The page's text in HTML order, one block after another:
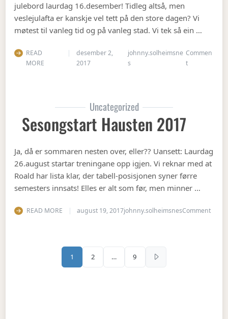
julebord laurdag 16.desember! Tidleg altså, men
veslejulafta er kanskje vel tett på den store dagen? Vi
møtest til vanleg tid og på vanleg stad. Vi tek så ein …
READ
MORE
desember 2,
2017
johnny.solheimsne
s
Commen
ton Julebord
Uncategorized
Sesongstart Hausten 2017
Ja, då er sommaren nesten over, eller?? Uansett: Laurdag
26.august startar treningane opp igjen. Vi reknar med at
Roald har lista klar, der tabell-posisjonen syner førre
semesters innsats! Elles er alt som før, men minner …
READ MORE august 19, 2017johnny.solheimsnesCommenton
Sidepaginering
1 2 … 9